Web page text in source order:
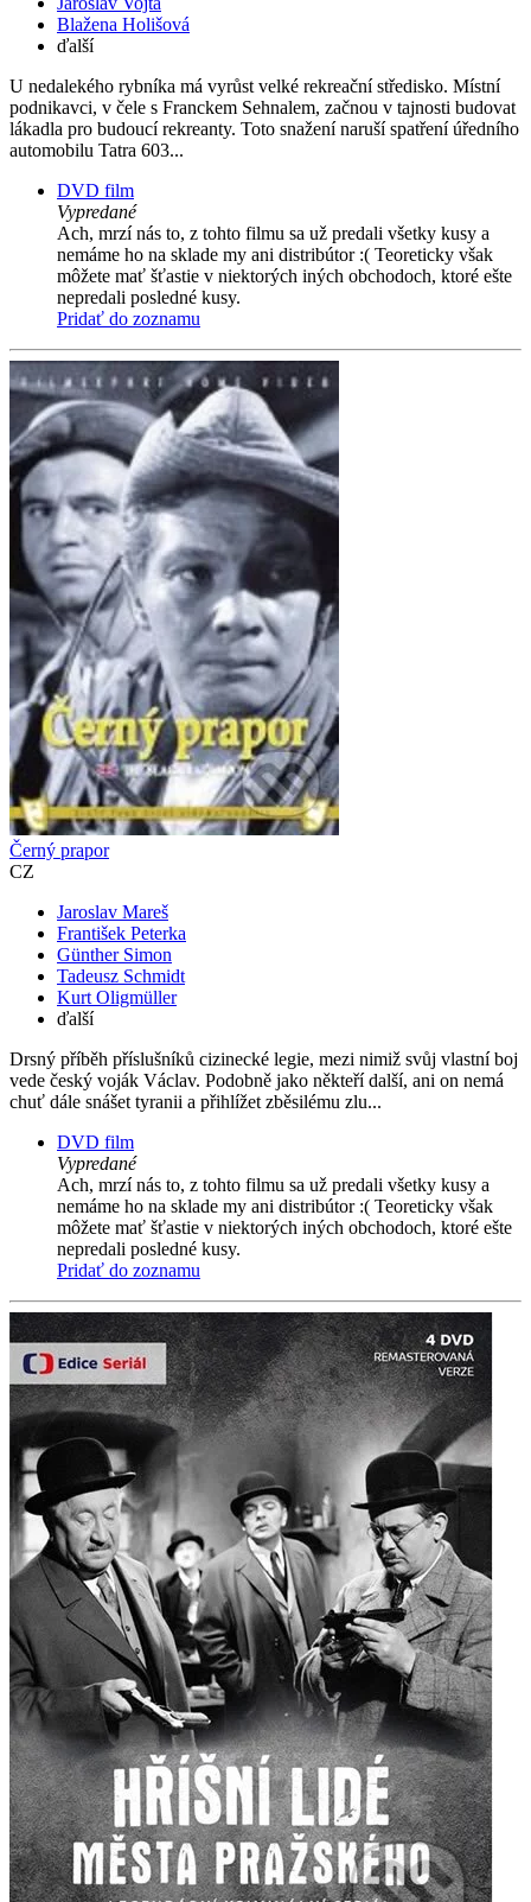
Blažena Holišová
ďalší
U nedalekého rybníka má vyrůst velké rekreační středisko. Místní
podnikavci, v čele s Franckem Sehnalem, začnou v tajnosti budovat
lákadla pro budoucí rekreanty. Toto snažení naruší spatření úředního
automobilu Tatra 603...
DVD film
Vypredané
Ach, mrzí nás to, z tohto filmu sa už predali všetky kusy a
nemáme ho na sklade my ani distribútor :( Teoreticky však
môžete mať šťastie v niektorých iných obchodoch, ktoré ešte
nepredali posledné kusy.
Pridať do zoznamu
Černý prapor
CZ
Jaroslav Mareš
František Peterka
Günther Simon
Tadeusz Schmidt
Kurt Oligmüller
ďalší
Drsný příběh příslušníků cizinecké legie, mezi nimiž svůj vlastní boj
vede český voják Václav. Podobně jako někteří další, ani on nemá
chuť dále snášet tyranii a přihlížet zběsilému zlu...
DVD film
Vypredané
Ach, mrzí nás to, z tohto filmu sa už predali všetky kusy a
nemáme ho na sklade my ani distribútor :( Teoreticky však
môžete mať šťastie v niektorých iných obchodoch, ktoré ešte
nepredali posledné kusy.
Pridať do zoznamu